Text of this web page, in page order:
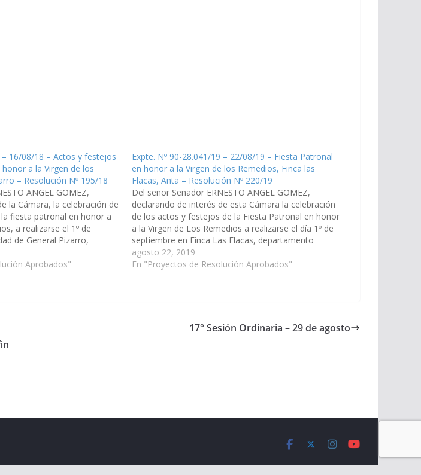
– 16/08/18 – Actos y festejos
a la Virgen de los
– Resolución Nº 195/18
ANGEL GOMEZ,
la Cámara, la celebración de
fiesta patronal en honor a
a realizarse el 1º de
de General Pizarro,
Nº 90-27.166/18, a la
Aprobados"
Expte. Nº 90-28.041/19 – 22/08/19 – Fiesta Patronal
en honor a la Virgen de los Remedios, Finca las
Flacas, Anta – Resolución Nº 220/19
Del señor Senador ERNESTO ANGEL GOMEZ,
declarando de interés de esta Cámara la celebración
de los actos y festejos de la Fiesta Patronal en honor
a la Virgen de Los Remedios a realizarse el día 1º de
septiembre en Finca Las Flacas, departamento
Anta. (Expte. Nº 90-28.041/19, a la Comisión de…
agosto 22, 2019
En "Proyectos de Resolución Aprobados"
17° Sesión Ordinaria – 29 de agosto